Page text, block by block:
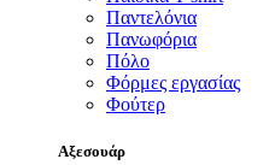
Παντελόνια
Πανωφόρια
Πόλο
Φόρμες εργασίας
Φούτερ
Αξεσουάρ